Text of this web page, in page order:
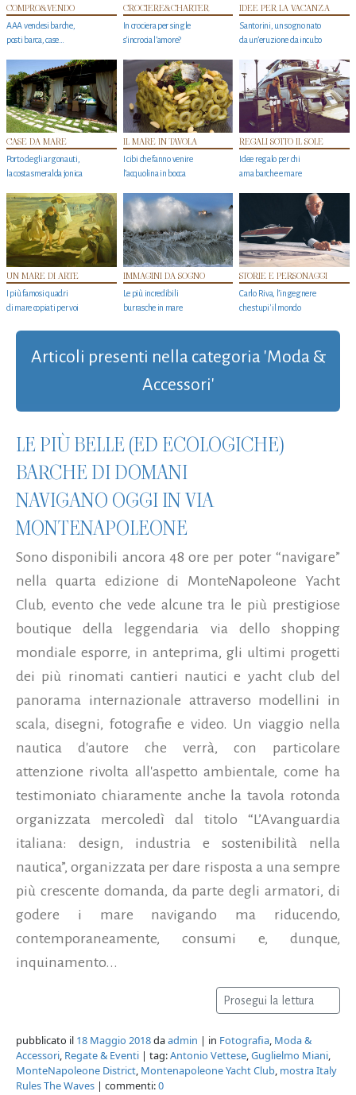
COMPRO&VENDO
AAA vendesi barche,
posti barca, case…
CROCIERE&CHARTER
In crociera per single
s'incrocia l’amore?
IDEE PER LA VACANZA
Santorini, un sogno nato
da un’eruzione da incubo
CASE DA MARE
Porto degli argonauti,
la costa smeralda jonica
IL MARE IN TAVOLA
I cibi che fanno venire
l’acquolina in bocca
REGALI SOTTO IL SOLE
Idee regalo per chi
ama barche e mare
UN MARE DI ARTE
I più famosi quadri
di mare copiati per voi
IMMAGINI DA SOGNO
Le più incredibili
burrasche in mare
STORIE E PERSONAGGI
Carlo Riva, l’ingegnere
che stupi' il mondo
Articoli presenti nella categoria 'Moda &
Accessori'
LE PIÙ BELLE (ED ECOLOGICHE)
BARCHE DI DOMANI
NAVIGANO OGGI IN VIA
MONTENAPOLEONE
Sono disponibili ancora 48 ore per poter “navigare”
nella quarta edizione di MonteNapoleone Yacht
Club, evento che vede alcune tra le più prestigiose
boutique della leggendaria via dello shopping
mondiale esporre, in anteprima, gli ultimi progetti
dei più rinomati cantieri nautici e yacht club del
panorama internazionale attraverso modellini in
scala, disegni, fotografie e video. Un viaggio nella
nautica d'autore che verrà, con particolare
attenzione rivolta all'aspetto ambientale, come ha
testimoniato chiaramente anche la tavola rotonda
organizzata mercoledì dal titolo “L’Avanguardia
italiana: design, industria e sostenibilità nella
nautica”, organizzata per dare risposta a una sempre
più crescente domanda, da parte degli armatori, di
godere i mare navigando ma riducendo,
contemporaneamente, consumi e, dunque,
inquinamento...
Prosegui la lettura
pubblicato il 18 Maggio 2018daadmin | in Fotografia, Moda &
Accessori, Regate & Eventi | tag:Antonio Vettese,Guglielmo Miani,
MonteNapoleone District, Montenapoleone Yacht Club, mostra Italy
Rules The Waves | commenti:0